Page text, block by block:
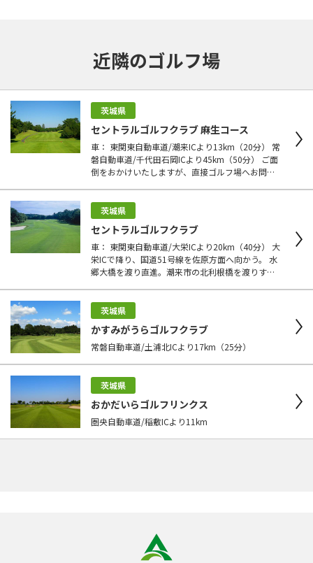
近隣のゴルフ場
茨城県
セントラルゴルフクラブ 麻生コース
車： 東関東自動車道/潮来ICより13km（20分） 常
磐自動車道/千代田石岡ICより45km（50分） ご面
倒をおかけいたしますが、直接ゴルフ場へお問い
線/土浦駅・石岡駅下車） タクシー： 潮来駅から
約4,100円 石岡駅から 約9,000円
茨城県
セントラルゴルフクラブ
車： 東関東自動車道/大栄ICより20km（40分） 大
栄ICで降り、国道51号線を佐原方面へ向かう。 水
郷大橋を渡り直進。潮来市の北利根橋を渡りすぐ
コース。 東関東自動車道/潮来ICより12km 電車・
タクシー： JR鹿島線 潮来駅から約20分 5,000
円前後 JR成田線 佐原駅から約30分 7,000円前
後
茨城県
かすみがうらゴルフクラブ
常磐自動車道/土浦北ICより17km（25分）
茨城県
おかだいらゴルフリンクス
圏央自動車道/稲敷ICより11km